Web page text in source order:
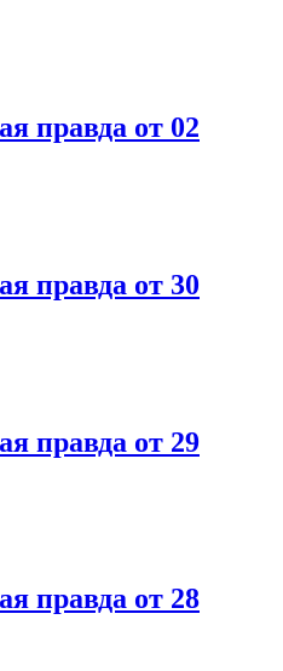
правда от 02
правда от 30
правда от 29
правда от 28